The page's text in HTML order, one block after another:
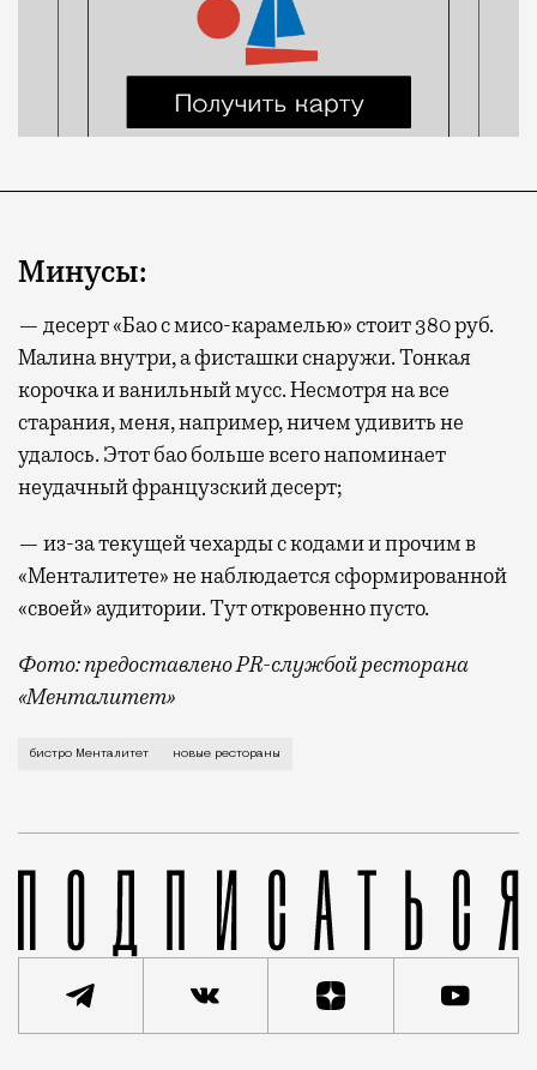
Минусы:
— десерт «Бао с мисо-карамелью» стоит 380 руб.
Малина внутри, а фисташки снаружи. Тонкая
корочка и ванильный мусс. Несмотря на все
старания, меня, например, ничем удивить не
удалось. Этот бао больше всего напоминает
неудачный французский десерт;
— из-за текущей чехарды с кодами и прочим в
«Менталитете» не наблюдается сформированной
«своей» аудитории. Тут откровенно пусто.
Фото: предоставлено PR-службой ресторана
«Менталитет»
Бистро «Менталитет» (Б. Сухаревская пл., 14/7)
бистро Менталитет новые рестораны